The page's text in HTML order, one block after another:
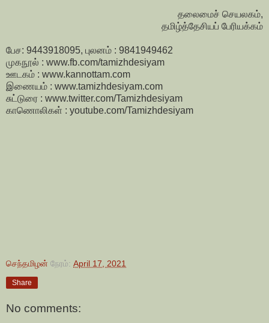
தலைமைச் செயலகம்,
தமிழ்த்தேசியப் பேரியக்கம்
பேச: 9443918095, புலனம் : 9841949462
முகநூல் : www.fb.com/tamizhdesiyam
ஊடகம் : www.kannottam.com
இணையம் : www.tamizhdesiyam.com
சுட்டுரை : www.twitter.com/Tamizhdesiyam
காணொலிகள் : youtube.com/Tamizhdesiyam
செந்தமிழன் நேரம்: April 17, 2021
Share
No comments: